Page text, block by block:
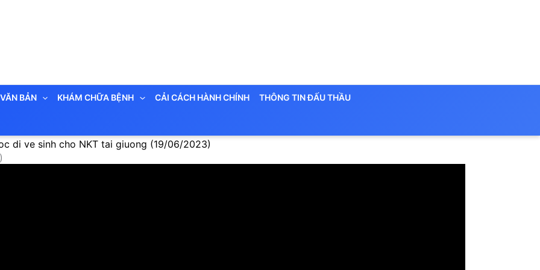
VĂN BẢN KHÁM CHỮA BỆNH CẢI CÁCH HÀNH CHÍNH THÔNG TIN ĐẤU THẦU
di ve sinh cho NKT tai giuong (19/06/2023)